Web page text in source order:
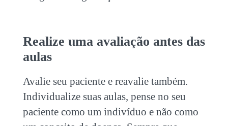
Realize uma avaliação antes das
aulas
Avalie seu paciente e reavalie também.
Individualize suas aulas, pense no seu
paciente como um indivíduo e não como